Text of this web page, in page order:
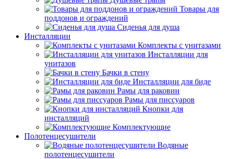
Товары для
поддонов и ограждений
Сиденья для душа
Инсталляции
Комплекты с унитазами
Инсталляции для
унитазов
Бачки в стену
Инсталляции для биде
Рамы для раковин
Рамы для писсуаров
Кнопки для
инсталляций
Комплектующие
Полотенцесушители
Водяные
полотенцесушители